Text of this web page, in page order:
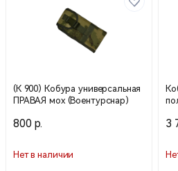
(К 900) Кобура универсальная
ПРАВАЯ мох (Воентурснар)
800 р.
Нет в наличии
3